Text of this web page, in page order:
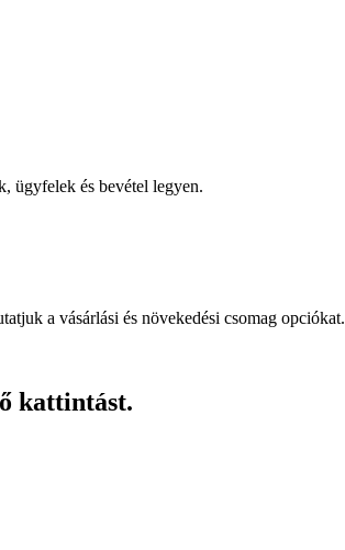
ügyfelek és bevétel legyen.
a vásárlási és növekedési csomag opciókat.
kattintást.